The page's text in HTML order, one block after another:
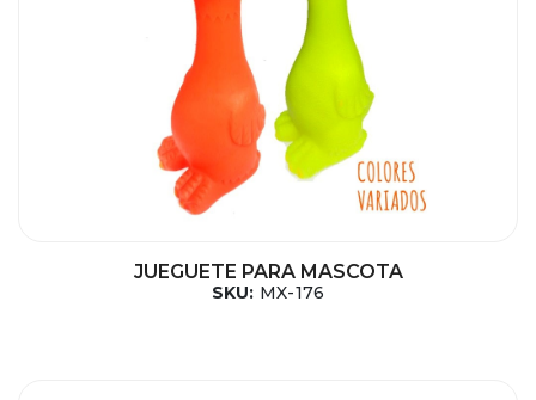
JUEGUETE PARA MASCOTA
SKU: MX-176